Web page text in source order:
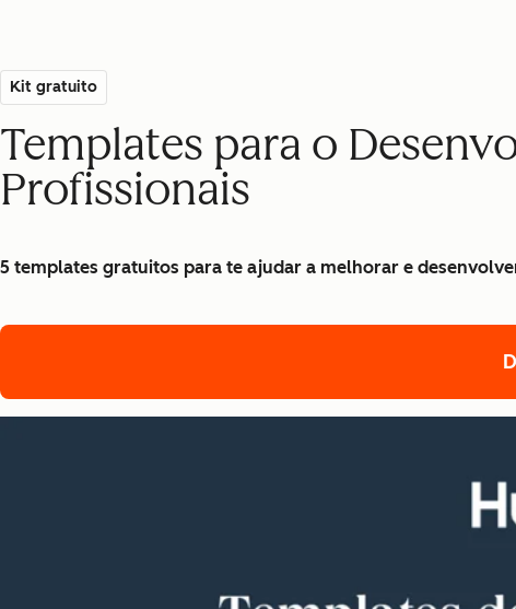
Kit gratuito
Templates para o
Profissionais
5 templates gratuitos para te ajudar a melhorar e